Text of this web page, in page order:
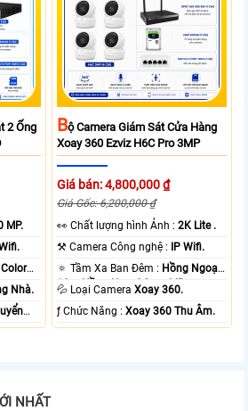
2 Ống
MP.
Nhà.
BỘ Camera Giám Sát Cửa Hàng
Xoay 360 Ezviz H6C Pro 3MP
Giá bán: 4,800,000 ₫
Giá Gốc: 6,200,000 ₫
️👀 Chất lượng hình Ảnh :2K Lite .
⚒ Camera Công nghệ : IP Wifi.
🔅 Tầm Xa Ban Đêm : Hồng Ngoại
10m Hồng Ngoại Smart IR.
💦 Loại CameraXoay 360.
️ƒ Chức Năng :Xoay 360 Thu Âm.
NHẤT